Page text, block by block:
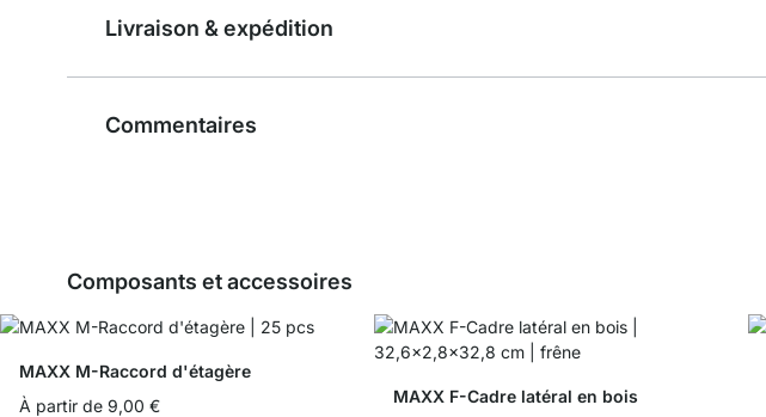
Livraison & expédition
Commentaires
Composants et accessoires
MAXX M-Raccord d'étagère
À partir de 9,00 €
MAXX F-Cadre latéral en bois